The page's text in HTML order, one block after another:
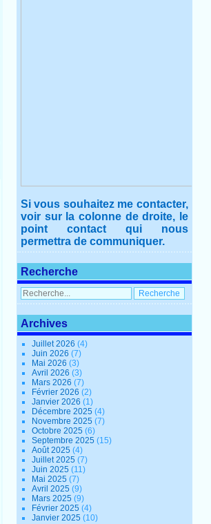
Si vous souhaitez me contacter,
voir sur la colonne de droite, le
point contact qui nous
permettra de communiquer.
Recherche
Archives
Juillet 2026(4)
Juin 2026(7)
Mai 2026(3)
Avril 2026(3)
Mars 2026(7)
Février 2026(2)
Janvier 2026(1)
Décembre 2025(4)
Novembre 2025(7)
Octobre 2025(6)
Septembre 2025(15)
Août 2025(4)
Juillet 2025(7)
Juin 2025(11)
Mai 2025(7)
Avril 2025(9)
Mars 2025(9)
Février 2025(4)
Janvier 2025(10)